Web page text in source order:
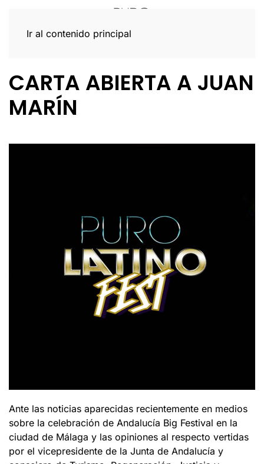
Ir al contenido principal
CARTA ABIERTA A JUAN
MARÍN
Ante las noticias aparecidas recientemente en medios
sobre la celebración de Andalucía Big Festival en la
ciudad de Málaga y las opiniones al respecto vertidas
por el vicepresidente de la Junta de Andalucía y